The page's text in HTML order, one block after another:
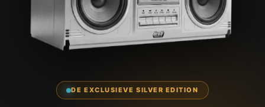
DE EXCLUSIEVE SILVER EDITION